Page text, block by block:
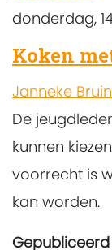
donderdag,
Koken
Janneke
De
kunnen
voorrecht is
kan worden.